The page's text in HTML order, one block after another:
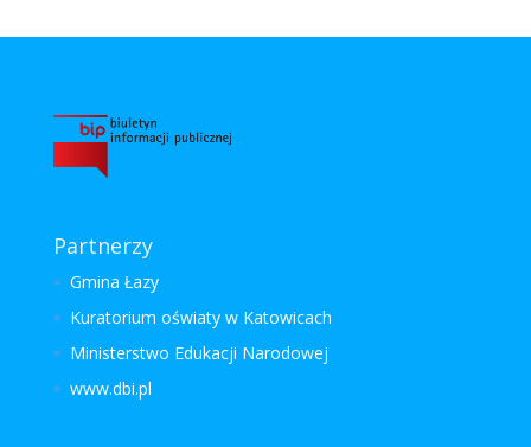
Partnerzy
Gmina Łazy
Kuratorium oświaty w Katowicach
Ministerstwo Edukacji Narodowej
www.dbi.pl